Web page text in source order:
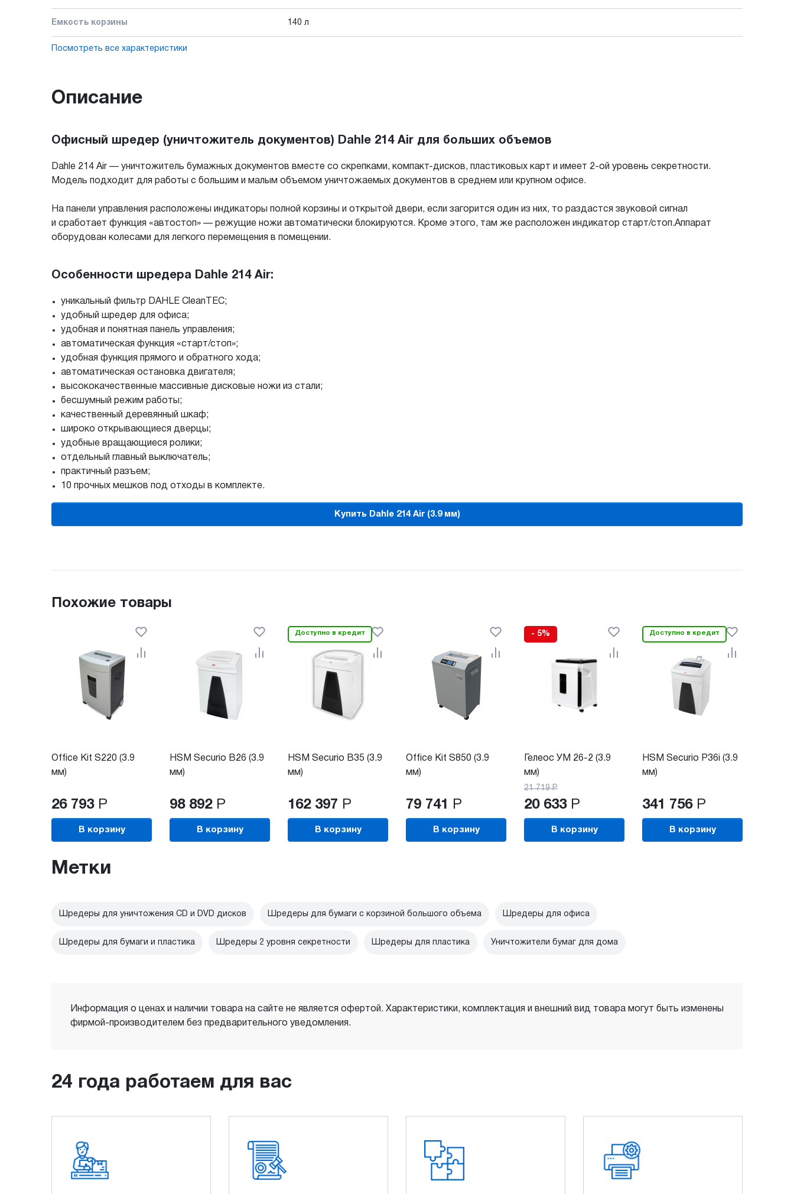
Емкость корзины 140 л
Посмотреть все характеристики
Описание
Офисный шредер (уничтожитель документов) Dahle 214 Air для больших объемов
Dahle 214 Air — уничтожитель бумажных документов вместе со скрепками, компакт-дисков, пластиковых карт и имеет 2-ой уровень секретности.
Модель подходит для работы с большим и малым объемом уничтожаемых документов в среднем или крупном офисе.
На панели управления расположены индикаторы полной корзины и открытой двери, если загорится один из них, то раздастся звуковой сигнал
и сработает функция «автостоп» — режущие ножи автоматически блокируются. Кроме этого, там же расположен индикатор старт/стоп.Аппарат
оборудован колесами для легкого перемещения в помещении.
Особенности шредера Dahle 214 Air:
уникальный фильтр DAHLE CleanTEC;
удобный шредер для офиса;
удобная и понятная панель управления;
автоматическая функция «старт/стоп»;
удобная функция прямого и обратного хода;
автоматическая остановка двигателя;
высококачественные массивные дисковые ножи из стали;
бесшумный режим работы;
качественный деревянный шкаф;
широко открывающиеся дверцы;
удобные вращающиеся ролики;
отдельный главный выключатель;
практичный разъем;
10 прочных мешков под отходы в комплекте.
Купить Dahle 214 Air (3.9 мм)
Похожие товары
Office Kit S220 (3.9
мм)
26 793 Р
В корзину
HSM Securio B26 (3.9
мм)
98 892 Р
В корзину
Доступно в кредит
HSM Securio B35 (3.9
мм)
162 397 Р
В корзину
Office Kit S850 (3.9
мм)
79 741 Р
В корзину
- 5%
Гелеос УМ 26-2 (3.9
мм)
21 719 Р
20 633 Р
В корзину
Доступно в кредит
HSM Securio P36i (3.9
мм)
341 756 Р
В корзину
Метки
Шредеры для уничтожения CD и DVD дисков Шредеры для бумаги с корзиной большого объема Шредеры для офиса
Шредеры для бумаги и пластика Шредеры 2 уровня секретности Шредеры для пластика Уничтожители бумаг для дома
Информация о ценах и наличии товара на сайте не является офертой. Характеристики, комплектация и внешний вид товара могут быть изменены
фирмой-производителем без предварительного уведомления.
24 года работаем для вас